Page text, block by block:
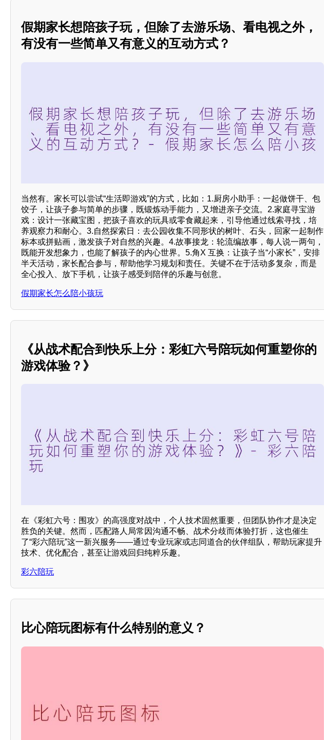
假期家长想陪孩子玩，但除了去游乐场、看电视之外，
有没有一些简单又有意义的互动方式？
当然有。家长可以尝试“生活即游戏”的方式，比如：1.厨房小助手：一起做饼干、包
饺子，让孩子参与简单的步骤，既锻炼动手能力，又增进亲子交流。2.家庭寻宝游
戏：设计一张藏宝图，把孩子喜欢的玩具或零食藏起来，引导他通过线索寻找，培
养观察力和耐心。3.自然探索日：去公园收集不同形状的树叶、石头，回家一起制作
标本或拼贴画，激发孩子对自然的兴趣。4.故事接龙：轮流编故事，每人说一两句，
既能开发想象力，也能了解孩子的内心世界。5.角X 互换：让孩子当“小家长”，安排
半天活动，家长配合参与，帮助他学习规划和责任。关键不在于活动多复杂，而是
全心投入、放下手机，让孩子感受到陪伴的乐趣与创意。
假期家长怎么陪小孩玩
《从战术配合到快乐上分：彩虹六号陪玩如何重塑你的
游戏体验？》
在《彩虹六号：围攻》的高强度对战中，个人技术固然重要，但团队协作才是决定
胜负的关键。然而，匹配路人局常因沟通不畅、战术分歧而体验打折，这也催生
了“彩六陪玩”这一新兴服务——通过专业玩家或志同道合的伙伴组队，帮助玩家提升
技术、优化配合，甚至让游戏回归纯粹乐趣。
彩六陪玩
比心陪玩图标有什么特别的意义？